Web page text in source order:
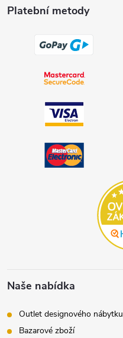
Platební metody
Naše nabídka
Outlet designového nábytku
Bazarové zboží